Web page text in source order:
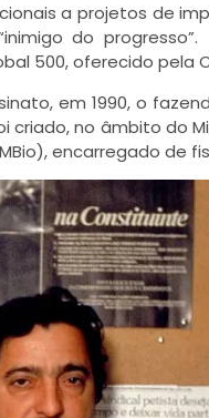
a projetos de
do
500, oferecido pela
em 1990, o
no âmbito do
encarregado de